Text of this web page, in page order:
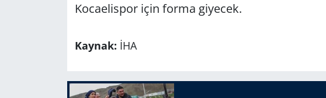
Kocaelispor için forma giyecek.
Kaynak: İHA